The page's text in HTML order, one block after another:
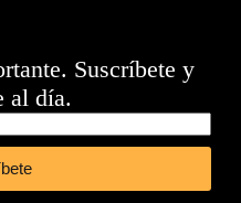
Suscríbete y
al día.